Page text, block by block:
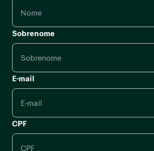
Sobrenome
E-mail
CPF